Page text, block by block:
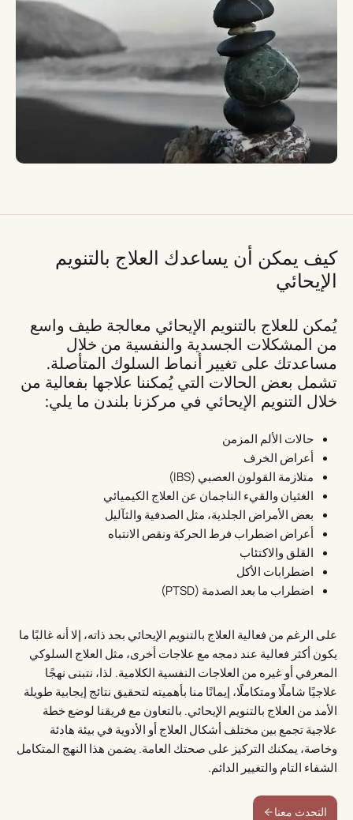
كيف يمكن أن يساعدك العلاج بالتنويم
الإيحائي
يُمكن للعلاج بالتنويم الإيحائي معالجة طيف واسع
من المشكلات الجسدية والنفسية من خلال
مساعدتك على تغيير أنماط السلوك المتأصلة.
تشمل بعض الحالات التي يُمكننا علاجها بفعالية من
خلال التنويم الإيحائي في مركزنا بلندن ما يلي:
حالات الألم المزمن
أعراض الخرف
متلازمة القولون العصبي (IBS)
الغثيان والقيء الناجمان عن العلاج الكيميائي
بعض الأمراض الجلدية، مثل الصدفية والثآليل
أعراض اضطراب فرط الحركة ونقص الانتباه
القلق والاكتئاب
اضطرابات الأكل
اضطراب ما بعد الصدمة (PTSD)
على الرغم من فعالية العلاج بالتنويم الإيحائي بحد ذاته، إلا أنه غالبًا ما
يكون أكثر فعالية عند دمجه مع علاجات أخرى، مثل العلاج السلوكي
المعرفي أو غيره من العلاجات النفسية الكلامية. لذا، نتبنى نهجًا
علاجيًا شاملًا ومتكاملًا، إيمانًا منا بأهميته لتحقيق نتائج إيجابية طويلة
الأمد من العلاج بالتنويم الإيحائي. بالتعاون مع فريقنا لوضع خطة
علاجية تجمع بين مختلف أشكال العلاج أو الأدوية في بيئة هادئة
وخاصة، يمكنك التركيز على صحتك العامة. يضمن هذا النهج المتكامل
الشفاء التام والتغيير الدائم.
التحدث معنا